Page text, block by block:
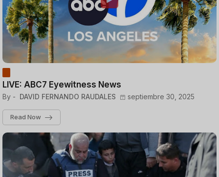
LIVE: ABC7 Eyewitness News
By - DAVID FERNANDO RAUDALES septiembre 30, 2025
Read Now